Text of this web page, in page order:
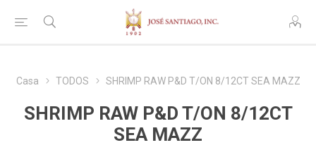
Casa TODOS SHRIMP RAW P&D T/ON 8/12CT SEA MAZZ
SHRIMP RAW P&D T/ON 8/12CT
SEA MAZZ